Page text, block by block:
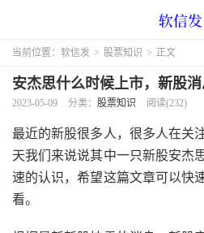
当前位置： 软信发 > 股票知识 > 正文
安杰思什么时候上市，新股
2023-05-09 分类： 股票知识 阅读(232)
最近的新股很多人，很多人在关
天我们来说说其中一只新股安杰
速的认识，希望这篇文章可以快
看。